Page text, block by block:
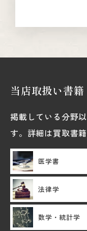
当店取扱い書籍
掲載している分野
す。詳細は買取書
医学書
法律学
数学・統計学